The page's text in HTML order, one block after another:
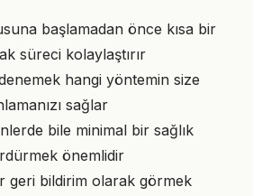
başlamadan önce kısa bir
süreci kolaylaştırır
hangi yöntemin size
sağlar
bile minimal bir sağlık
önemlidir
geri bildirim olarak görmek